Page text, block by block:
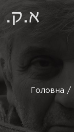
Головна